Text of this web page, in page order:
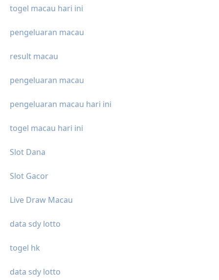
togel macau hari ini
pengeluaran macau
result macau
pengeluaran macau
pengeluaran macau hari ini
togel macau hari ini
Slot Dana
Slot Gacor
Live Draw Macau
data sdy lotto
togel hk
data sdy lotto